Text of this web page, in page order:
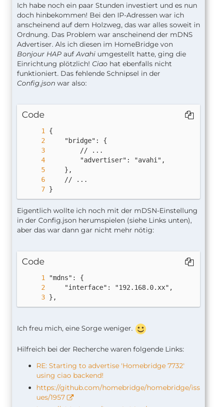
Ich habe noch ein paar Stunden investiert und es nun
doch hinbekommen! Bei den IP-Adressen war ich
anscheinend auf dem Holzweg, das war alles soweit in
Ordnung. Das Problem war anscheinend der mDNS
Advertiser. Als ich diesen im HomeBridge von
Bonjour HAP aufAvahi umgestellt hatte, ging die
Einrichtung plötzlich! Ciao hat ebenfalls nicht
funktioniert. Das fehlende Schnipsel in der
Config.json war also:
Code
}
Eigentlich wollte ich noch mit der mDSN-Einstellung
in der Config.json herumspielen (siehe Links unten),
aber das war dann gar nicht mehr nötig:
Code
},
Ich freu mich, eine Sorge weniger.
Hilfreich bei der Recherche waren folgende Links:
RE: Starting to advertise 'Homebridge 7732'
using ciao backend!
https://github.com/homebridge/homebridge/iss
ues/1957